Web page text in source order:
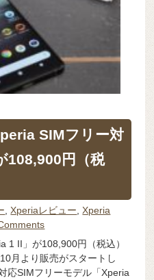
SIMフリー対
108,900円（税
,Xperiaレビュー ,Xperia
1 II」が108,900円（税込）
月より販売がスタートし
応SIMフリーモデル「Xperia